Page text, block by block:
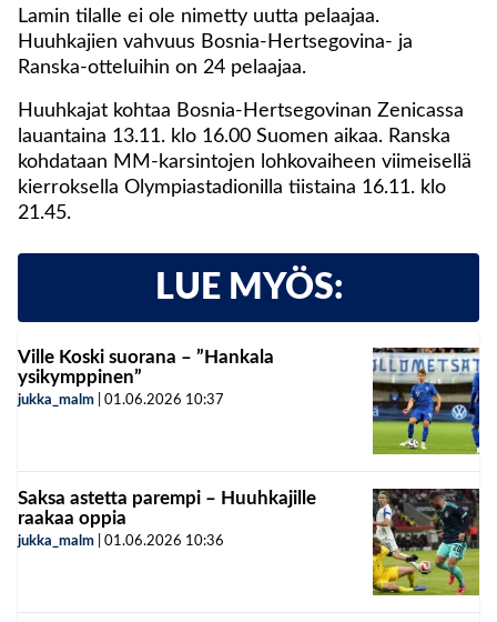
Lamin tilalle ei ole nimetty uutta pelaajaa.
Huuhkajien vahvuus Bosnia-Hertsegovina- ja
Ranska-otteluihin on 24 pelaajaa.
Huuhkajat kohtaa Bosnia-Hertsegovinan Zenicassa
lauantaina 13.11. klo 16.00 Suomen aikaa. Ranska
kohdataan MM-karsintojen lohkovaiheen viimeisellä
kierroksella Olympiastadionilla tiistaina 16.11. klo
21.45.
LUE MYÖS:
Ville Koski suorana – ”Hankala
ysikymppinen”
jukka_malm 01.06.2026 10:37
Saksa astetta parempi – Huuhkajille
raakaa oppia
jukka_malm 01.06.2026 10:36